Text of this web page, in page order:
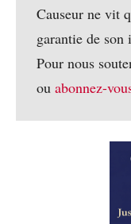
Causeur ne vit
garantie de son
Pour nous
ou abonnez-